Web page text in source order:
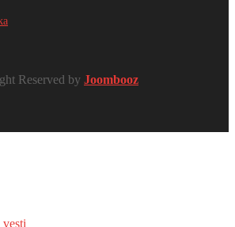
Reserved by Joombooz
vesti